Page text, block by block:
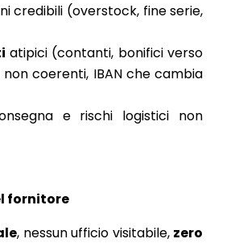
credibili (overstock, fine serie,
atipici (contanti, bonifici verso
coerenti, IBAN che cambia
e rischi logistici non
fornitore
, nessun ufficio visitabile, zero